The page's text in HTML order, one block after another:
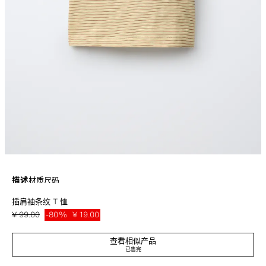
描述材质尺码
圆领插肩短袖 T 恤。条纹印花。
黄色 9006/676/300
插肩袖条纹 T 恤
¥ 99.00 -80% ¥ 19.00
查看相似产品
已售完
¥